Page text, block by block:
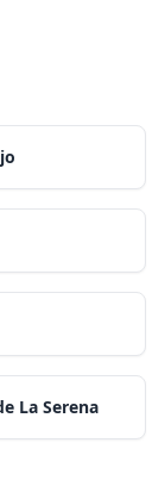
La Serena